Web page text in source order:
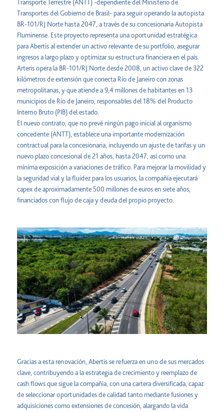
Transporte Terrestre (ANTT) -dependiente del Ministerio de
Transportes del Gobierno de Brasil- para seguir operando la autopista
BR-101/RJ Norte hasta 2047, a través de su concesionaria Autopista
Fluminense. Este proyecto representa una oportunidad estratégica
para Abertis al extender un activo relevante de su portfolio, asegurar
ingresos a largo plazo y optimizar su estructura financiera en el país.
Arteris opera la BR-101/RJ Norte desde 2008, un activo clave de 322
kilómetros de extensión que conecta Río de Janeiro con zonas
metropolitanas, y que atiende a 9,4 millones de habitantes en 13
municipios de Río de Janeiro, responsables del 18% del Producto
Interno Bruto (PIB) del estado.
El nuevo contrato, que no prevé ningún pago inicial al organismo
concedente (ANTT), establece una importante modernización
contractual para la concesionaria, incluyendo un ajuste de tarifas y un
nuevo plazo concesional de 21 años, hasta 2047, así como una
mínima exposición a variaciones de tráfico. Para mejorar la movilidad y
la seguridad vial y la fluidez para los usuarios, la compañía ejecutará
capex de aproximadamente 500 millones de euros en siete años,
financiados con flujo de caja y deuda del propio proyecto.
Gracias a esta renovación, Abertis se refuerza en uno de sus mercados
clave, contribuyendo a la estrategia de crecimiento y reemplazo de
cash flows que sigue la compañía, con una cartera diversificada, capaz
de seleccionar oportunidades de calidad tanto mediante fusiones y
adquisiciones como extensiones de concesión, alargando la vida